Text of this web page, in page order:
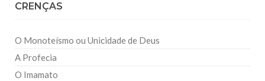
CRENÇAS
O Monoteísmo ou Unicidade de Deus
A Profecia
O Imamato